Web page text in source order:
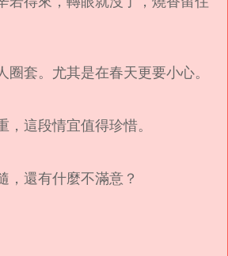
套。尤其是在春天更要小心。
這段情宜值得珍惜。
，還有什麼不滿意？